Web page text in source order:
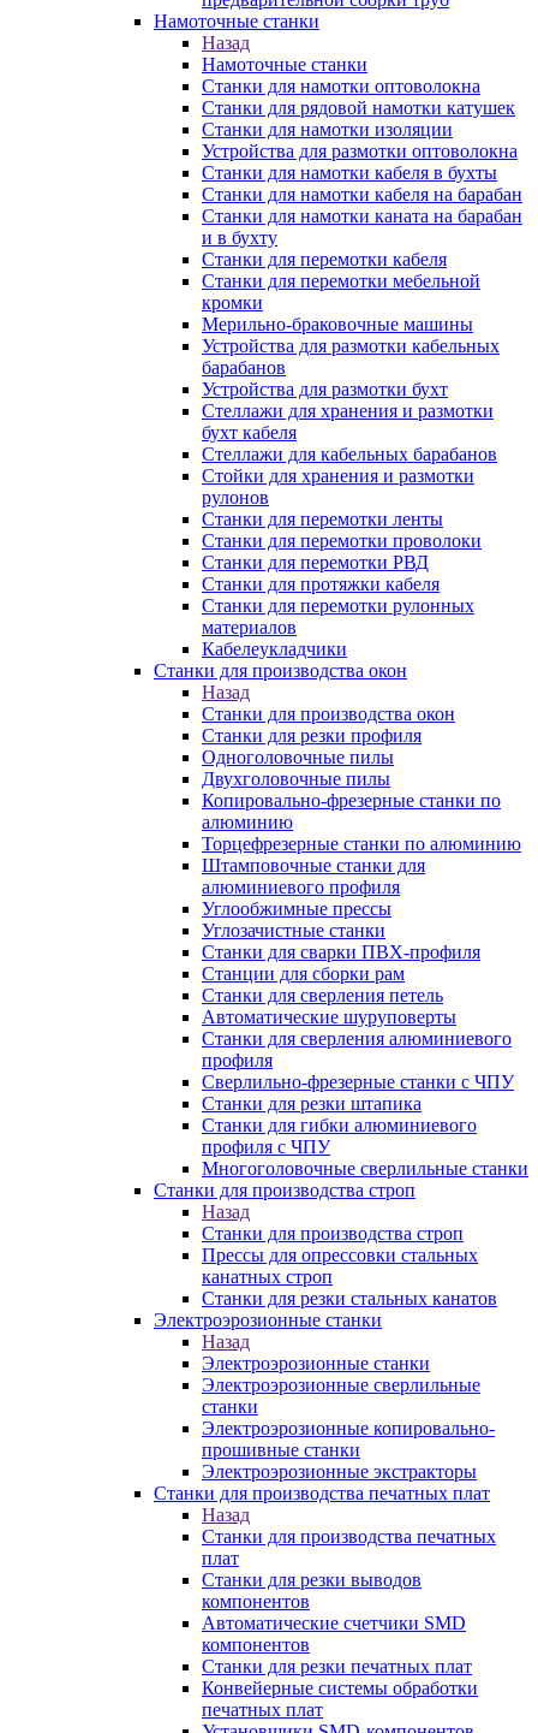
Намоточные станки
Назад
Намоточные станки
Станки для намотки оптоволокна
Станки для рядовой намотки катушек
Станки для намотки изоляции
Устройства для размотки оптоволокна
Станки для намотки кабеля в бухты
Станки для намотки кабеля на барабан
Станки для намотки каната на барабан
и в бухту
Станки для перемотки кабеля
Станки для перемотки мебельной
кромки
Мерильно-браковочные машины
Устройства для размотки кабельных
барабанов
Устройства для размотки бухт
Стеллажи для хранения и размотки
бухт кабеля
Стеллажи для кабельных барабанов
Стойки для хранения и размотки
рулонов
Станки для перемотки ленты
Станки для перемотки проволоки
Станки для перемотки РВД
Станки для протяжки кабеля
Станки для перемотки рулонных
материалов
Кабелеукладчики
Станки для производства окон
Назад
Станки для производства окон
Станки для резки профиля
Одноголовочные пилы
Двухголовочные пилы
Копировально-фрезерные станки по
алюминию
Торцефрезерные станки по алюминию
Штамповочные станки для
алюминиевого профиля
Углообжимные прессы
Углозачистные станки
Станки для сварки ПВХ-профиля
Станции для сборки рам
Станки для сверления петель
Автоматические шуруповерты
Станки для сверления алюминиевого
профиля
Сверлильно-фрезерные станки с ЧПУ
Станки для резки штапика
Станки для гибки алюминиевого
профиля с ЧПУ
Многоголовочные сверлильные станки
Станки для производства строп
Назад
Станки для производства строп
Прессы для опрессовки стальных
канатных строп
Станки для резки стальных канатов
Электроэрозионные станки
Назад
Электроэрозионные станки
Электроэрозионные сверлильные
станки
Электроэрозионные копировально-
прошивные станки
Электроэрозионные экстракторы
Станки для производства печатных плат
Назад
Станки для производства печатных
плат
Станки для резки выводов
компонентов
Автоматические счетчики SMD
компонентов
Станки для резки печатных плат
Конвейерные системы обработки
печатных плат